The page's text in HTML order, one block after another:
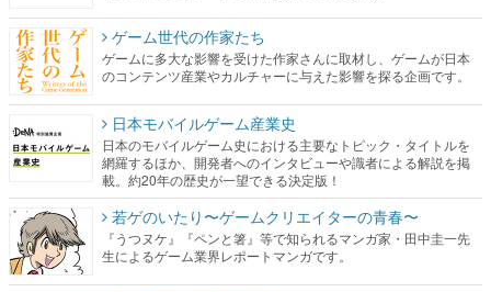
ゲーム世代の作家たち
ゲームに多大な影響を受けた作家さんに取材し、ゲームが日本
のコンテンツ産業やカルチャーに与えた影響を探る企画です。
日本モバイルゲーム産業史
日本のモバイルゲーム史における主要なトピック・タイトルを
網羅するほか、開発者へのインタビューや識者による解説を掲
載。約20年の歴史が一望できる決定版！
若ゲのいたり〜ゲームクリエイターの青春〜
『うつヌケ』『ペンと箸』等で知られるマンガ家・田中圭一先
生によるゲーム業界レポートマンガです。